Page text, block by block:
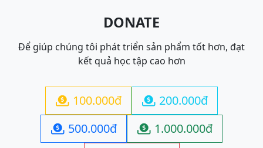
DONATE
Để giúp chúng tôi phát triển sản phẩm tốt hơn, đạt
kết quả học tập cao hơn
 100.000đ  200.000đ
 500.000đ  1.000.000đ